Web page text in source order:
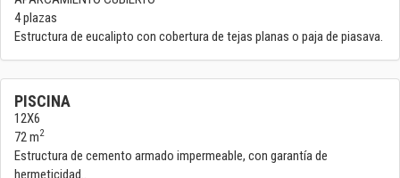
4 plazas
Estructura de eucalipto con cobertura de tejas planas o paja de piasava.
PISCINA
12X6
72 m2
Estructura de cemento armado impermeable, con garantía de
hermeticidad..